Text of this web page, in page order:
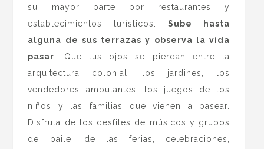
su mayor parte por restaurantes y
establecimientos turísticos.Sube hasta
alguna de sus terrazas y observa la vida
pasar . Que tus ojos se pierdan entre la
arquitectura colonial, los jardines, los
vendedores ambulantes, los juegos de los
niños y las familias que vienen a pasear.
Disfruta de los desfiles de músicos y grupos
de baile, de las ferias, celebraciones,